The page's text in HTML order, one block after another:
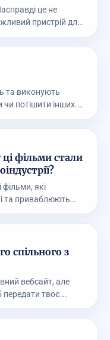
це не
пристрій для
та виконують
чи потішити інших.
фільми стали
які
та приваблюють
спільного з
вебсайт, але
передати твоє...